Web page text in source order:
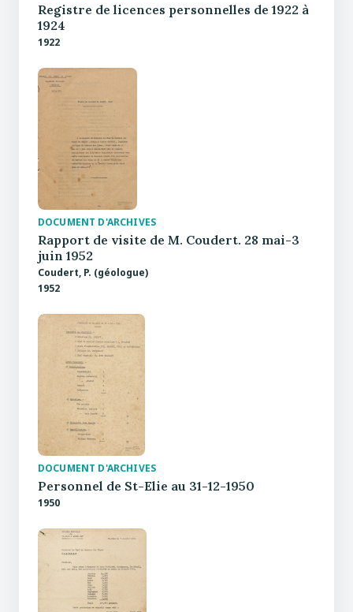
Registre de licences personnelles de 1922 à
1924
1922
DOCUMENT D'ARCHIVES
Rapport de visite de M. Coudert. 28 mai-3
juin 1952
Coudert, P. (géologue)
1952
DOCUMENT D'ARCHIVES
Personnel de St-Elie au 31-12-1950
1950